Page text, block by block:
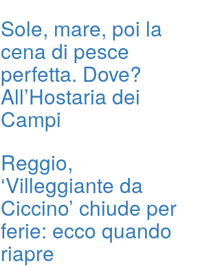
Sole, mare, poi la
cena di pesce
perfetta. Dove?
All’Hostaria dei
Campi
Reggio,
‘Villeggiante da
Ciccino’ chiude per
ferie: ecco quando
riapre